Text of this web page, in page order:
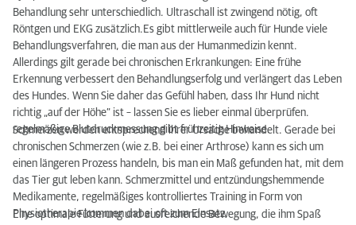
Behandlung sehr unterschiedlich. Ultraschall ist zwingend nötig, oft
Röntgen und EKG zusätzlich.Es gibt mittlerweile auch für Hunde viele
Behandlungsverfahren, die man aus der Humanmedizin kennt.
Allerdings gilt gerade bei chronischen Erkrankungen: Eine frühe
Erkennung verbessert den Behandlungserfolg und verlängert das Leben
des Hundes. Wenn Sie daher das Gefühl haben, dass Ihr Hund nicht
richtig „auf der Höhe“ ist – lassen Sie es lieber einmal überprüfen.
regelmäßige Blutdruckmessung gibt frühzeitig Hinweise.
Schmerzen werden entsprechend ihrer Ursache behandelt. Gerade bei
chronischen Schmerzen (wie z.B. bei einer Arthrose) kann es sich um
einen längeren Prozess handeln, bis man ein Maß gefunden hat, mit dem
das Tier gut leben kann. Schmerzmittel und entzündungshemmende
Medikamente, regelmäßiges kontrolliertes Training in Form von
Physiotherapie kommen dabei oft zum Einsatz.
Eine optimale Fütterung und ausreichende Bewegung, die ihm Spaß